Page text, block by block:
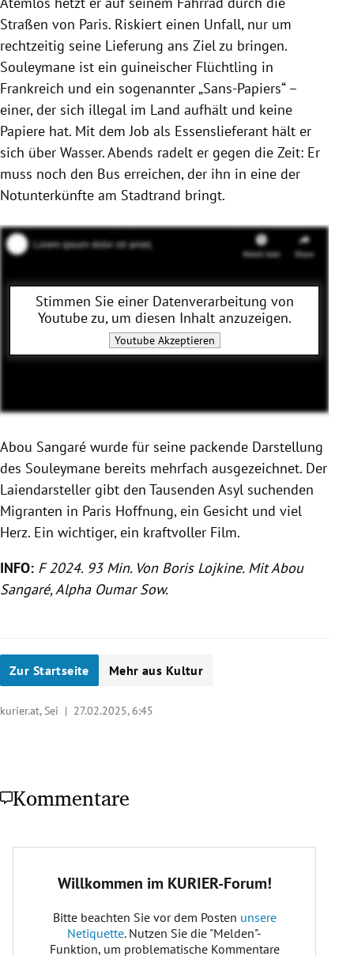
Straßen von Paris. Riskiert einen Unfall, nur um
rechtzeitig seine Lieferung ans Ziel zu bringen.
Souleymane ist ein guineischer Flüchtling in
Frankreich und ein sogenannter „Sans-Papiers“ –
einer, der sich illegal im Land aufhält und keine
Papiere hat. Mit dem Job als Essenslieferant hält er
sich über Wasser. Abends radelt er gegen die Zeit: Er
muss noch den Bus erreichen, der ihn in eine der
Notunterkünfte am Stadtrand bringt.
Stimmen Sie einer Datenverarbeitung von
Youtubezu, um diesen Inhalt anzuzeigen.
YoutubeAkzeptieren
Abou Sangaré wurde für seine packende Darstellung
des Souleymane bereits mehrfach ausgezeichnet. Der
Laiendarsteller gibt den Tausenden Asyl suchenden
Migranten in Paris Hoffnung, ein Gesicht und viel
Herz. Ein wichtiger, ein kraftvoller Film.
INFO: F 2024. 93 Min. Von Boris Lojkine. Mit Abou
Sangaré, Alpha Oumar Sow.
Zur Startseite Mehr aus Kultur
kurier.at, Sei | 27.02.2025, 6:45
Kommentare